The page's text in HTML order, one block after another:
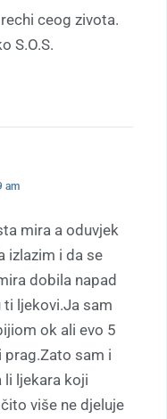
ceog zivota.
S.O.S.
am
mira a oduvjek
izlazim i da se
dobila napad
ljekovi.Ja sam
ok ali evo 5
prag.Zato sam i
li ljekara koji
više ne djeluje